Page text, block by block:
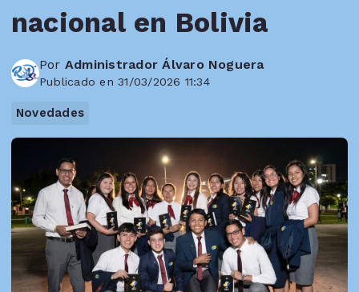
nacional en Bolivia
Por Administrador Álvaro Noguera
Publicado en 31/03/2026 11:34
Novedades